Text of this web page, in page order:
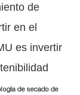
de
en el
es invertir
de secado de